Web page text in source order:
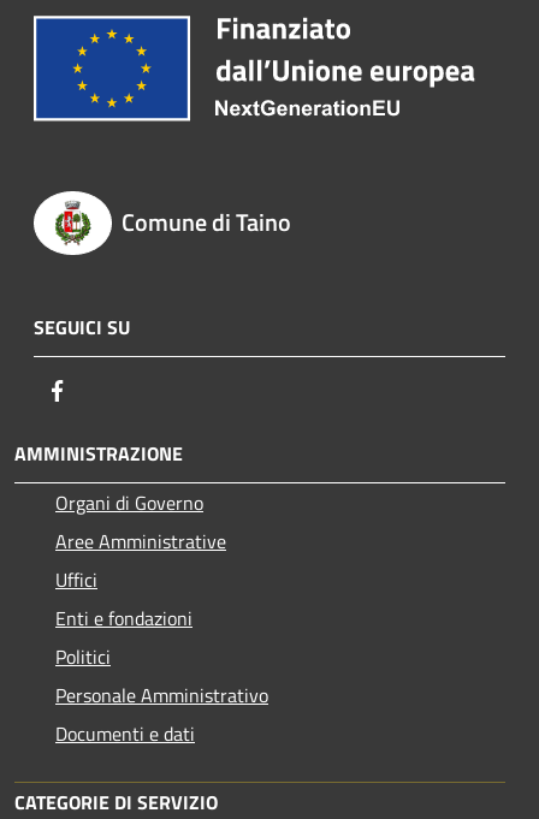
Comune di Taino
SEGUICI SU
AMMINISTRAZIONE
Organi di Governo
Aree Amministrative
Uffici
Enti e fondazioni
Politici
Personale Amministrativo
Documenti e dati
CATEGORIE DI SERVIZIO